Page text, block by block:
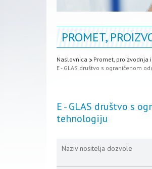
PROMET,
Naslovnica Promet, proizvodnja
E - GLAS društvo s ograničenom
E - GLAS društvo s
tehnologiju
Naziv nositelja dozvole